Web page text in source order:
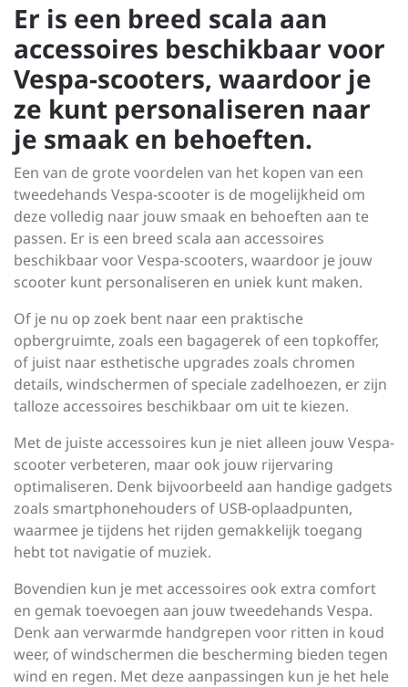
Er is een breed scala aan
accessoires beschikbaar voor
Vespa-scooters, waardoor je
ze kunt personaliseren naar
je smaak en behoeften.
Een van de grote voordelen van het kopen van een
tweedehands Vespa-scooter is de mogelijkheid om
deze volledig naar jouw smaak en behoeften aan te
passen. Er is een breed scala aan accessoires
beschikbaar voor Vespa-scooters, waardoor je jouw
scooter kunt personaliseren en uniek kunt maken.
Of je nu op zoek bent naar een praktische
opbergruimte, zoals een bagagerek of een topkoffer,
of juist naar esthetische upgrades zoals chromen
details, windschermen of speciale zadelhoezen, er zijn
talloze accessoires beschikbaar om uit te kiezen.
Met de juiste accessoires kun je niet alleen jouw Vespa-
scooter verbeteren, maar ook jouw rijervaring
optimaliseren. Denk bijvoorbeeld aan handige gadgets
zoals smartphonehouders of USB-oplaadpunten,
waarmee je tijdens het rijden gemakkelijk toegang
hebt tot navigatie of muziek.
Bovendien kun je met accessoires ook extra comfort
en gemak toevoegen aan jouw tweedehands Vespa.
Denk aan verwarmde handgrepen voor ritten in koud
weer, of windschermen die bescherming bieden tegen
wind en regen. Met deze aanpassingen kun je het hele